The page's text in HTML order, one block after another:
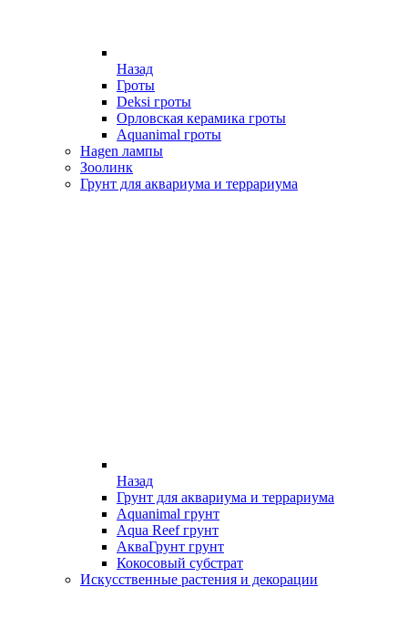
Назад
Гроты
Deksi гроты
Орловская керамика гроты
Aquanimal гроты
Hagen лампы
Зоолинк
Грунт для аквариума и террариума
Назад
Грунт для аквариума и террариума
Aquanimal грунт
Aqua Reef грунт
АкваГрунт грунт
Кокосовый субстрат
Искусственные растения и декорации